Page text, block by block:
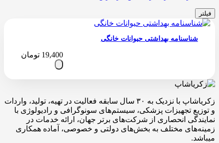
فیلتر
شناسنامه بهداشتی حیوانات خانگی
19,400 تومان
زکریاشاپ با نزدیک به ۳۰ سال سابقه فعالیت در تهیه، تولید، واردات
و توزیع تجهیزات پزشکی، سیستم‌های سونوگرافی و رادیولوژی با
نمایندگی انحصاری از شرکت‌های برتر جهان، ارائه خدمات در
زمینه‌های مختلف به بخش‌های دولتی و خصوصی، آماده همکاری
میباشد.